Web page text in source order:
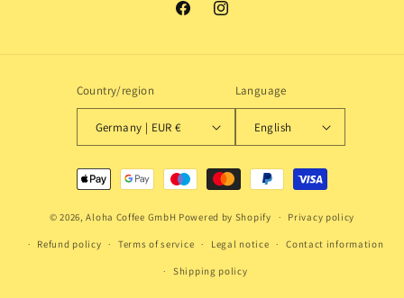
FacebookInstagram
Country/region
Germany | EUR €
Language
English
Payment
methods
© 2026,Aloha Coffee GmbH Powered by Shopify Privacy policy
Refund policy Terms of service Legal notice Contact information
Shipping policy